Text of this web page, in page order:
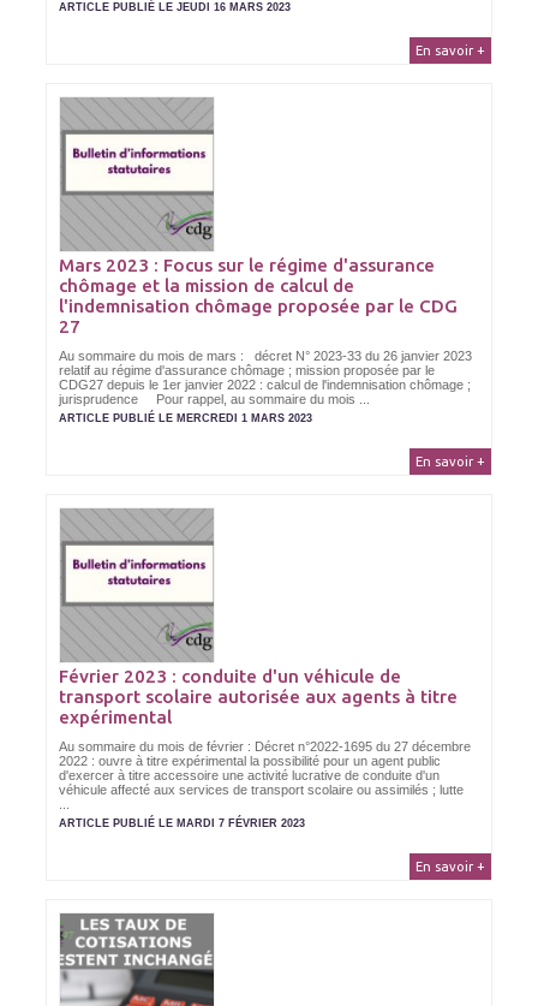
ARTICLE PUBLIÉ LE JEUDI 16 MARS 2023
En savoir +
Mars 2023 : Focus sur le régime d'assurance
chômage et la mission de calcul de
l'indemnisation chômage proposée par le CDG
27
Au sommaire du mois de mars : décret N° 2023-33 du 26 janvier 2023
relatif au régime d'assurance chômage ; mission proposée par le
CDG27 depuis le 1er janvier 2022 : calcul de l'indemnisation chômage ;
jurisprudence Pour rappel, au sommaire du mois ...
ARTICLE PUBLIÉ LE MERCREDI 1 MARS 2023
En savoir +
Février 2023 : conduite d'un véhicule de
transport scolaire autorisée aux agents à titre
expérimental
Au sommaire du mois de février : Décret n°2022-1695 du 27 décembre
2022 : ouvre à titre expérimental la possibilité pour un agent public
d'exercer à titre accessoire une activité lucrative de conduite d'un
véhicule affecté aux services de transport scolaire ou assimilés ; lutte
ARTICLE PUBLIÉ LE MARDI 7 FÉVRIER 2023
En savoir +